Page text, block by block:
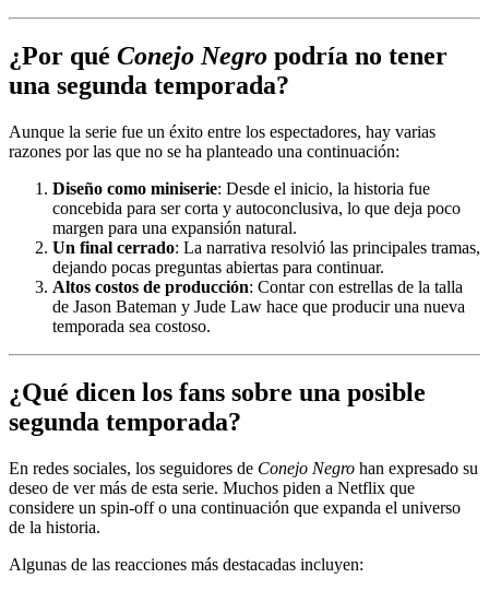
¿Por qué Conejo Negro podría no tener
una segunda temporada?
Aunque la serie fue un éxito entre los espectadores, hay varias
razones por las que no se ha planteado una continuación:
Diseño como miniserie: Desde el inicio, la historia fue
concebida para ser corta y autoconclusiva, lo que deja poco
margen para una expansión natural.
Un final cerrado: La narrativa resolvió las principales tramas,
dejando pocas preguntas abiertas para continuar.
Altos costos de producción: Contar con estrellas de la talla
de Jason Bateman y Jude Law hace que producir una nueva
temporada sea costoso.
¿Qué dicen los fans sobre una posible
segunda temporada?
En redes sociales, los seguidores de Conejo Negro han expresado su
deseo de ver más de esta serie. Muchos piden a Netflix que
considere un spin-off o una continuación que expanda el universo
de la historia.
Algunas de las reacciones más destacadas incluyen: